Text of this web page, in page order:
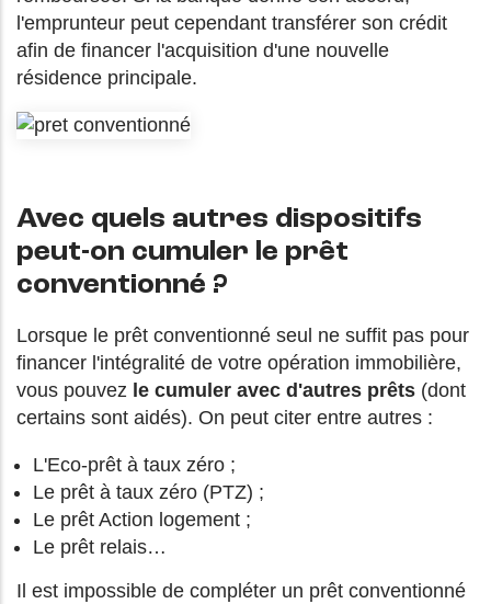
l'emprunteur peut cependant transférer son crédit
afin de financer l'acquisition d'une nouvelle
résidence principale.
Avec quels autres dispositifs
peut-on cumuler le prêt
conventionné ?
Lorsque le prêt conventionné seul ne suffit pas pour
financer l'intégralité de votre opération immobilière,
vous pouvez le cumuler avec d'autres prêts (dont
certains sont aidés). On peut citer entre autres :
L'Eco-prêt à taux zéro ;
Le prêt à taux zéro (PTZ) ;
Le prêt Action logement ;
Le prêt relais…
Il est impossible de compléter un prêt conventionné